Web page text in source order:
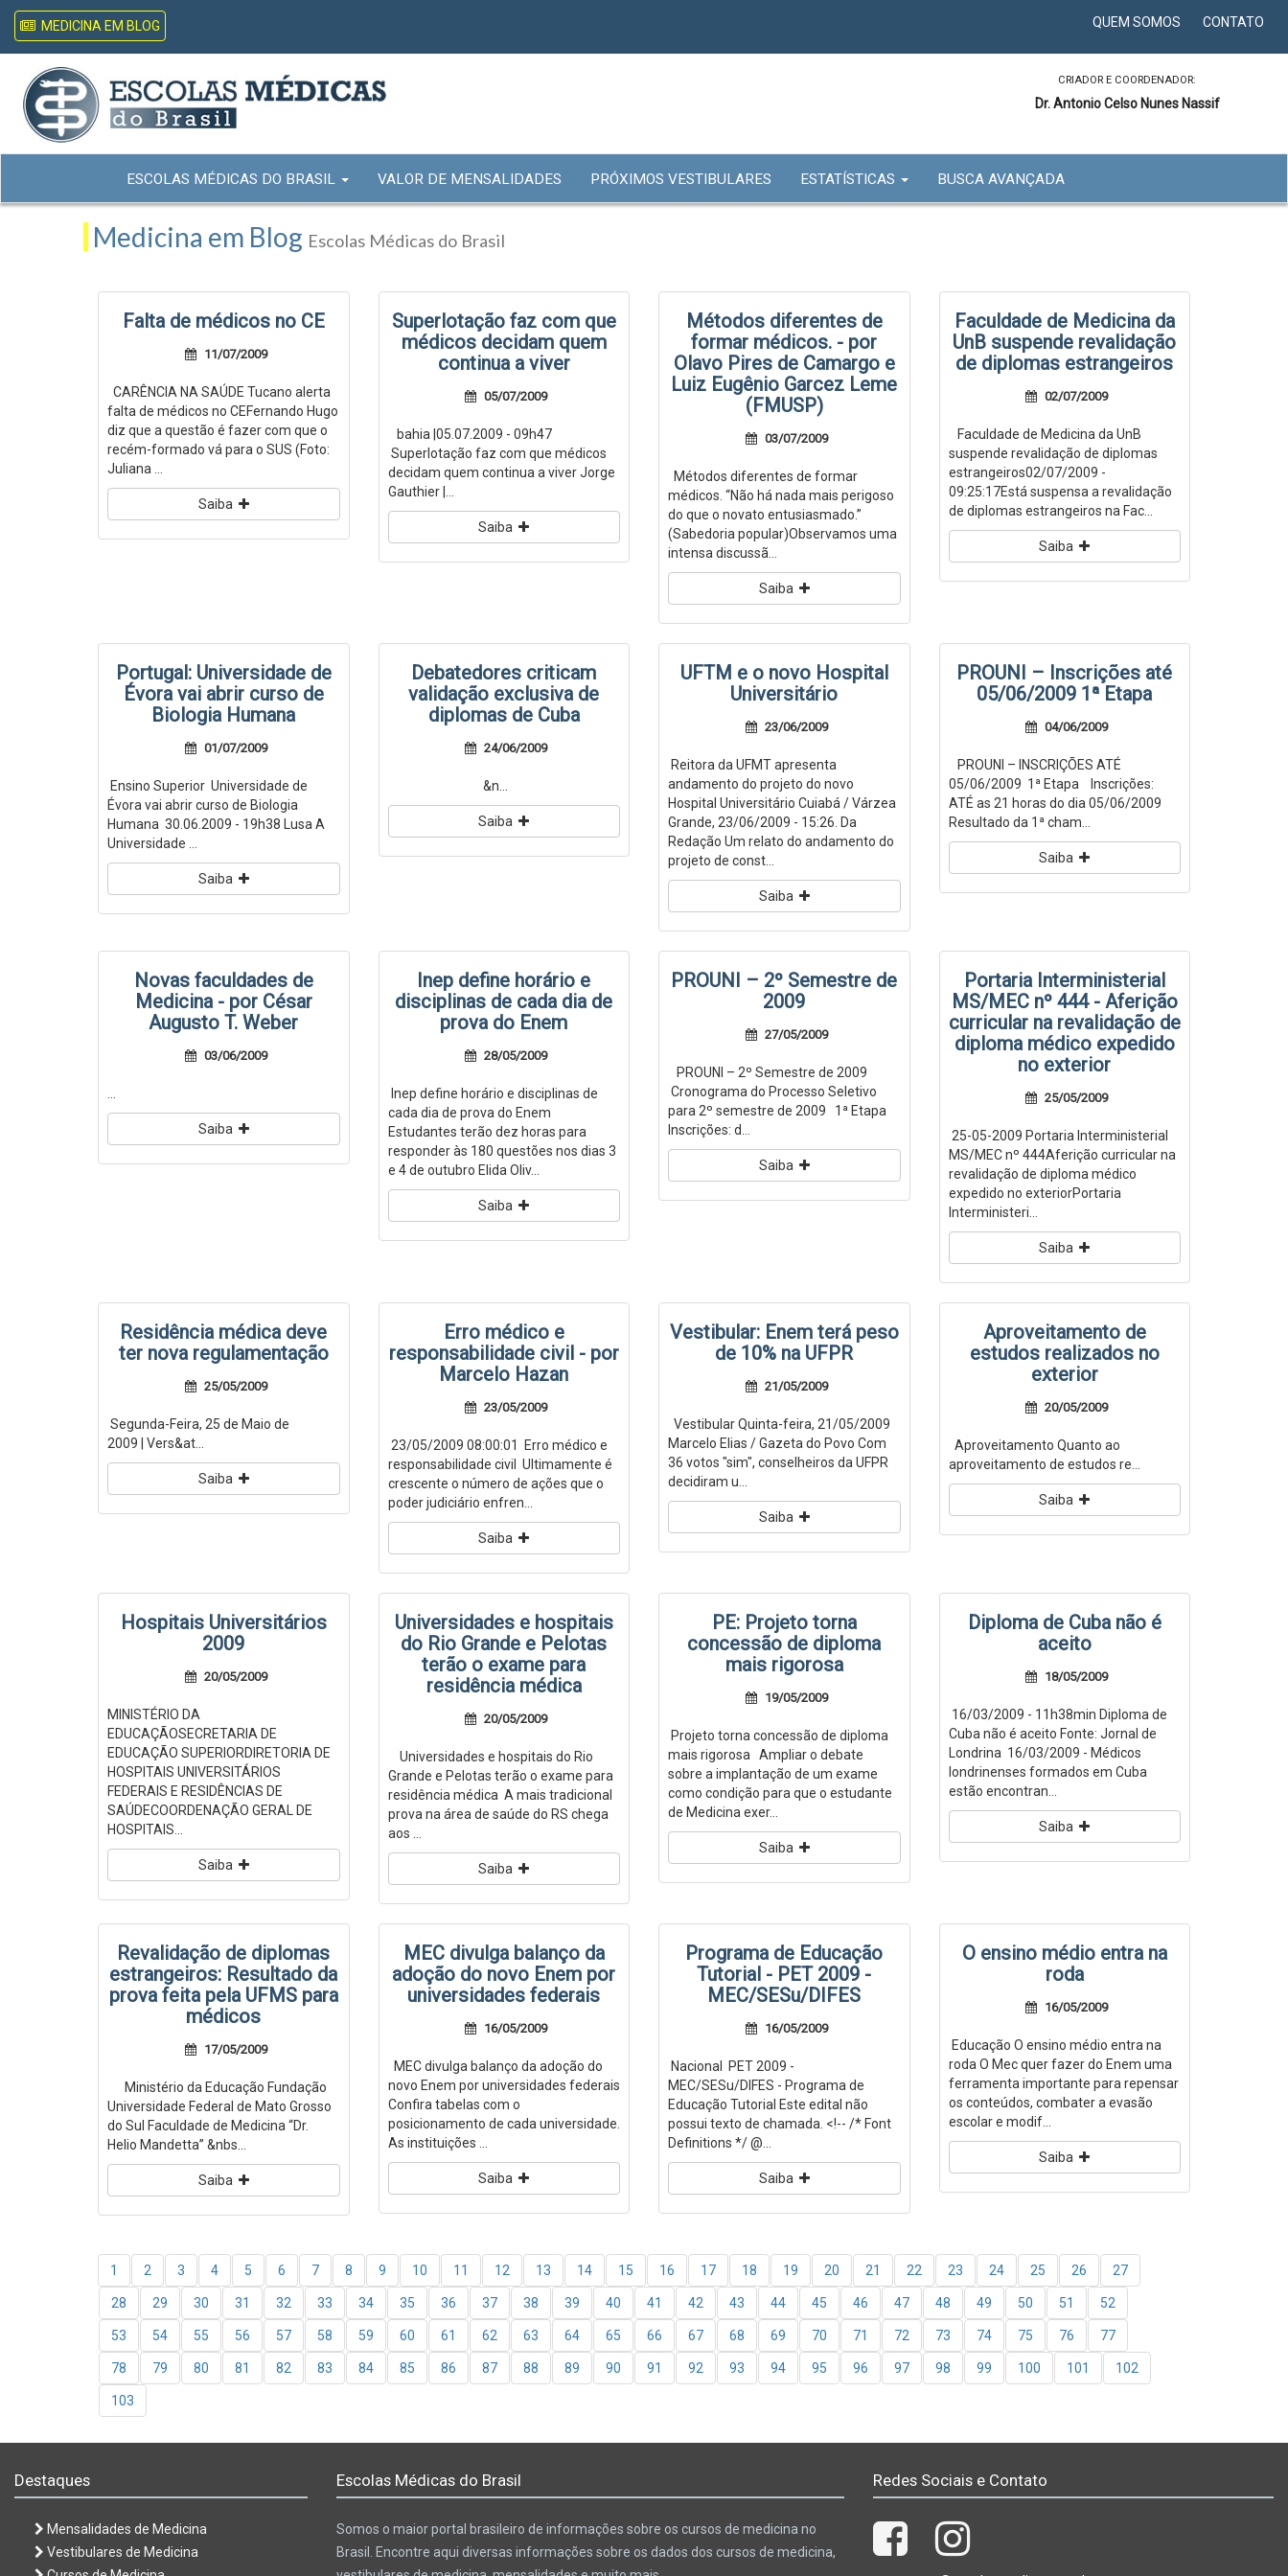
MEDICINA EM BLOG QUEM SOMOS CONTATO
CRIADOR E COORDENADOR:
Dr. Antonio Celso Nunes Nassif
ESCOLAS MÉDICAS DO BRASIL VALOR DE MENSALIDADES PRÓXIMOS VESTIBULARES ESTATÍSTICAS BUSCA AVANÇADA
Medicina em Blog Escolas Médicas do Brasil
Falta de médicos no CE
11/07/2009
CARÊNCIA NA SAÚDE Tucano alerta
falta de médicos no CEFernando Hugo
diz que a questão é fazer com que o
recém-formado vá para o SUS (Foto:
Juliana ...
Saiba
Superlotação faz com que
médicos decidam quem
continua a viver
05/07/2009
bahia |05.07.2009 - 09h47
Superlotação faz com que médicos
decidam quem continua a viver Jorge
Gauthier |...
Saiba
Métodos diferentes de
formar médicos. - por
Olavo Pires de Camargo e
Luiz Eugênio Garcez Leme
(FMUSP)
03/07/2009
Métodos diferentes de formar
médicos. “Não há nada mais perigoso
do que o novato entusiasmado.”
(Sabedoria popular)Observamos uma
intensa discussã...
Saiba
Faculdade de Medicina da
UnB suspende revalidação
de diplomas estrangeiros
02/07/2009
Faculdade de Medicina da UnB
suspende revalidação de diplomas
estrangeiros02/07/2009 -
09:25:17Está suspensa a revalidação
de diplomas estrangeiros na Fac...
Saiba
Portugal: Universidade de
Évora vai abrir curso de
Biologia Humana
01/07/2009
Ensino Superior Universidade de
Évora vai abrir curso de Biologia
Humana 30.06.2009 - 19h38 Lusa A
Universidade ...
Saiba
Debatedores criticam
validação exclusiva de
diplomas de Cuba
24/06/2009
&n...
Saiba
UFTM e o novo Hospital
Universitário
23/06/2009
Reitora da UFMT apresenta
andamento do projeto do novo
Hospital Universitário Cuiabá / Várzea
Grande, 23/06/2009 - 15:26. Da
Redação Um relato do andamento do
projeto de const...
Saiba
PROUNI – Inscrições até
05/06/2009 1ª Etapa
04/06/2009
PROUNI – INSCRIÇÕES ATÉ
05/06/2009 1ª Etapa Inscrições:
ATÉ as 21 horas do dia 05/06/2009
Resultado da 1ª cham...
Saiba
Novas faculdades de
Medicina - por César
Augusto T. Weber
03/06/2009
Saiba
Inep define horário e
disciplinas de cada dia de
prova do Enem
28/05/2009
Inep define horário e disciplinas de
cada dia de prova do Enem
Estudantes terão dez horas para
responder às 180 questões nos dias 3
e 4 de outubro Elida Oliv...
Saiba
PROUNI – 2º Semestre de
2009
27/05/2009
PROUNI – 2º Semestre de 2009
Cronograma do Processo Seletivo
para 2º semestre de 2009 1ª Etapa
Inscrições: d...
Saiba
Portaria Interministerial
MS/MEC nº 444 - Aferição
curricular na revalidação de
diploma médico expedido
no exterior
25/05/2009
25-05-2009 Portaria Interministerial
MS/MEC nº 444Aferição curricular na
revalidação de diploma médico
expedido no exteriorPortaria
Interministeri...
Saiba
Residência médica deve
ter nova regulamentação
25/05/2009
Segunda-Feira, 25 de Maio de
2009 | Vers&at...
Saiba
Erro médico e
responsabilidade civil - por
Marcelo Hazan
23/05/2009
23/05/2009 08:00:01 Erro médico e
responsabilidade civil Ultimamente é
crescente o número de ações que o
poder judiciário enfren...
Saiba
Vestibular: Enem terá peso
de 10% na UFPR
21/05/2009
Vestibular Quinta-feira, 21/05/2009
Marcelo Elias / Gazeta do Povo Com
36 votos "sim", conselheiros da UFPR
decidiram u...
Saiba
Aproveitamento de
estudos realizados no
exterior
20/05/2009
Aproveitamento Quanto ao
aproveitamento de estudos re...
Saiba
Hospitais Universitários
2009
20/05/2009
MINISTÉRIO DA
EDUCAÇÃOSECRETARIA DE
EDUCAÇÃO SUPERIORDIRETORIA DE
HOSPITAIS UNIVERSITÁRIOS
FEDERAIS E RESIDÊNCIAS DE
SAÚDECOORDENAÇÃO GERAL DE
HOSPITAIS...
Saiba
Universidades e hospitais
do Rio Grande e Pelotas
terão o exame para
residência médica
20/05/2009
Universidades e hospitais do Rio
Grande e Pelotas terão o exame para
residência médica A mais tradicional
prova na área de saúde do RS chega
aos ...
Saiba
PE: Projeto torna
concessão de diploma
mais rigorosa
19/05/2009
Projeto torna concessão de diploma
mais rigorosa Ampliar o debate
sobre a implantação de um exame
como condição para que o estudante
de Medicina exer...
Saiba
Diploma de Cuba não é
aceito
18/05/2009
16/03/2009 - 11h38min Diploma de
Cuba não é aceito Fonte: Jornal de
Londrina 16/03/2009 - Médicos
londrinenses formados em Cuba
estão encontran...
Saiba
Revalidação de diplomas
estrangeiros: Resultado da
prova feita pela UFMS para
médicos
17/05/2009
Ministério da Educação Fundação
Universidade Federal de Mato Grosso
do Sul Faculdade de Medicina “Dr.
Helio Mandetta” &nbs...
Saiba
MEC divulga balanço da
adoção do novo Enem por
universidades federais
16/05/2009
MEC divulga balanço da adoção do
novo Enem por universidades federais
Confira tabelas com o
posicionamento de cada universidade.
As instituições ...
Saiba
Programa de Educação
Tutorial - PET 2009 -
MEC/SESu/DIFES
16/05/2009
Nacional PET 2009 -
MEC/SESu/DIFES - Programa de
Educação Tutorial Este edital não
possui texto de chamada. <!-- /* Font
Definitions */ @...
Saiba
O ensino médio entra na
roda
16/05/2009
Educação O ensino médio entra na
roda O Mec quer fazer do Enem uma
ferramenta importante para repensar
os conteúdos, combater a evasão
escolar e modif...
Saiba
1 2 3 4 5 6 7 8 9 10 11 12 13 14 15 16 17 18 19 20 21 22 23 24 25 26 27
28 29 30 31 32 33 34 35 36 37 38 39 40 41 42 43 44 45 46 47 48 49 50 51 52
53 54 55 56 57 58 59 60 61 62 63 64 65 66 67 68 69 70 71 72 73 74 75 76 77
78 79 80 81 82 83 84 85 86 87 88 89 90 91 92 93 94 95 96 97 98 99 100 101 102
103
Destaques
Mensalidades de Medicina
Vestibulares de Medicina
Escolas Médicas do Brasil
Somos o maior portal brasileiro de informações sobre os cursos de medicina no
Brasil. Encontre aqui diversas informações sobre os dados dos cursos de medicina,
Redes Sociais e Contato